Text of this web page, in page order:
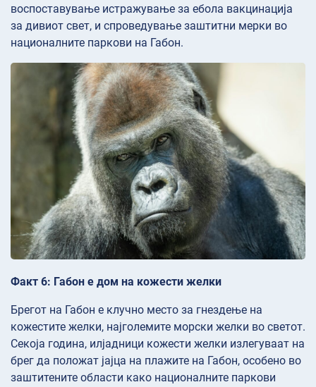
воспоставување истражување за ебола вакцинација
за дивиот свет, и спроведување заштитни мерки во
националните паркови на Габон.
Факт 6: Габон е дом на кожести желки
Брегот на Габон е клучно место за гнездење на
кожестите желки, најголемите морски желки во светот.
Секоја година, илјадници кожести желки излегуваат на
брег да положат јајца на плажите на Габон, особено во
заштитените области како националните паркови